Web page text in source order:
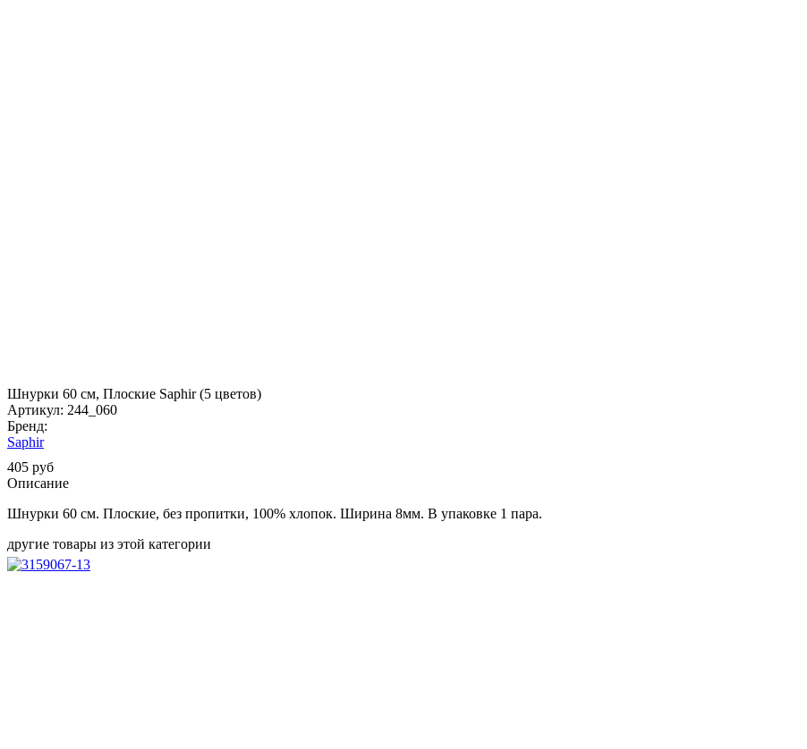
Шнурки 60 см, Плоские Saphir (5 цветов)
Артикул: 244_060
Бренд:
Saphir
405 руб
Описание
Шнурки 60 см. Плоские, без пропитки, 100% хлопок. Ширина 8мм. В упаковке 1 пара.
другие товары из этой категории